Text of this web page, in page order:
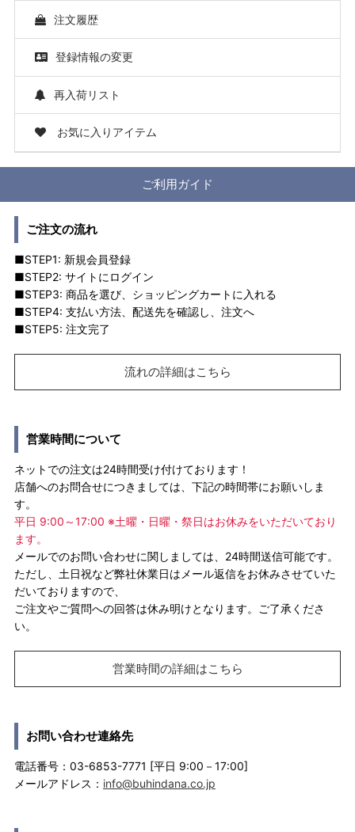
注文履歴
登録情報の変更
再入荷リスト
お気に入りアイテム
ご利用ガイド
ご注文の流れ
■STEP1: 新規会員登録
■STEP2: サイトにログイン
■STEP3: 商品を選び、ショッピングカートに入れる
■STEP4: 支払い方法、配送先を確認し、注文へ
■STEP5: 注文完了
流れの詳細はこちら
営業時間について
ネットでの注文は24時間受け付けております！
店舗へのお問合せにつきましては、下記の時間帯にお願いしま
す。
平日 9:00～17:00 ※土曜・日曜・祭日はお休みをいただいており
ます。
メールでのお問い合わせに関しましては、24時間送信可能です。
ただし、土日祝など弊社休業日はメール返信をお休みさせていた
だいておりますので、
ご注文やご質問への回答は休み明けとなります。ご了承くださ
い。
営業時間の詳細はこちら
お問い合わせ連絡先
電話番号：03-6853-7771 [平日 9:00－17:00]
メールアドレス： info@buhindana.co.jp